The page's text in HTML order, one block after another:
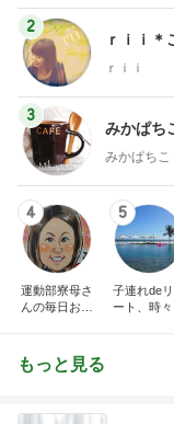
2
ｒｉｉ＊
ｒｉｉ
3
みかぱち
みかぱちこ
4
運動部寮母さ
んの毎日お弁
5
子連れde
ート、時々
もっと見る